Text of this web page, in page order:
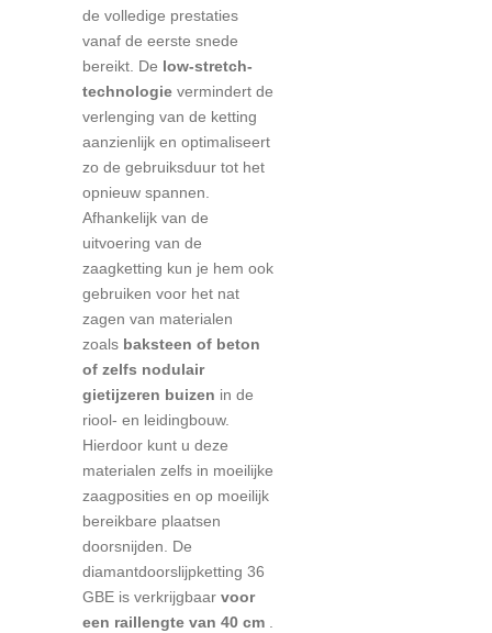
de volledige prestaties
vanaf de eerste snede
bereikt. De low-stretch-
technologie vermindert de
verlenging van de ketting
aanzienlijk en optimaliseert
zo de gebruiksduur tot het
opnieuw spannen.
Afhankelijk van de
uitvoering van de
zaagketting kun je hem ook
gebruiken voor het nat
zagen van materialen
zoals baksteen of beton
of zelfs nodulair
gietijzeren buizen in de
riool- en leidingbouw.
Hierdoor kunt u deze
materialen zelfs in moeilijke
zaagposities en op moeilijk
bereikbare plaatsen
doorsnijden. De
diamantdoorslijpketting 36
GBE is verkrijgbaar voor
een raillengte van 40 cm